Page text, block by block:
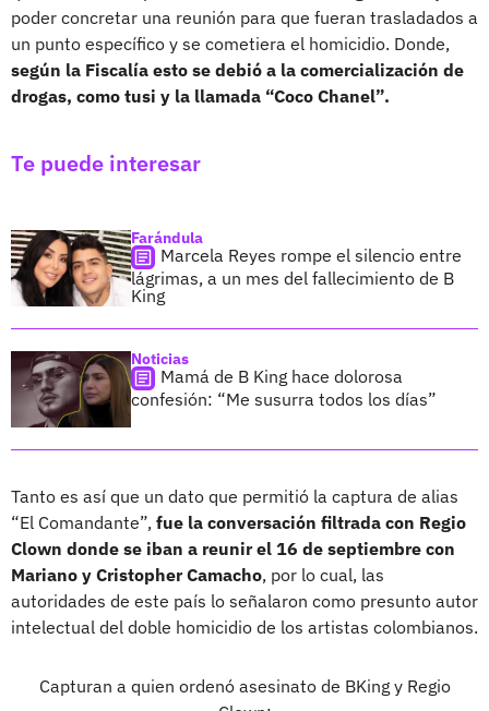
poder concretar una reunión para que fueran trasladados a
un punto específico y se cometiera el homicidio. Donde,
según la Fiscalía esto se debió a la comercialización de
drogas, como tusi y la llamada “Coco Chanel”.
Te puede interesar
Farándula
Marcela Reyes rompe el silencio entre
lágrimas, a un mes del fallecimiento de B
King
Noticias
Mamá de B King hace dolorosa
confesión: “Me susurra todos los días”
Tanto es así que un dato que permitió la captura de alias
“El Comandante”, fue la conversación filtrada con Regio
Clown donde se iban a reunir el 16 de septiembre con
Mariano y Cristopher Camacho, por lo cual, las
autoridades de este país lo señalaron como presunto autor
intelectual del doble homicidio de los artistas colombianos.
Capturan a quien ordenó asesinato de BKing y Regio